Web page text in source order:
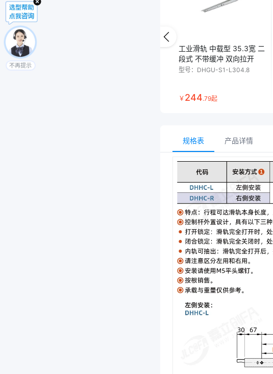
工业滑轨 中载型 35.3宽 二
段式 不带缓冲 双向拉开
型号： DHGU-S1-L304.8
￥ 244.79起
规格表 产品详情
不再提示